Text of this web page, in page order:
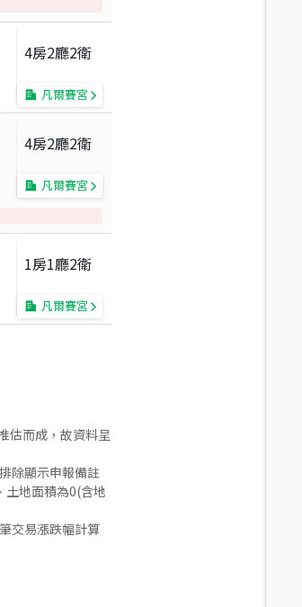
4房2廳2衛
凡爾賽宮
4房2廳2衛
凡爾賽宮
1房1廳2衛
凡爾賽宮
估而成，故資料呈
除顯示申報備註
土地面積為0(含地
交易漲跌幅計算